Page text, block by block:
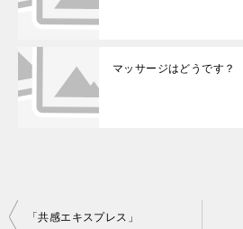
マッサージはどうです？
投 「共感エキスプレス」